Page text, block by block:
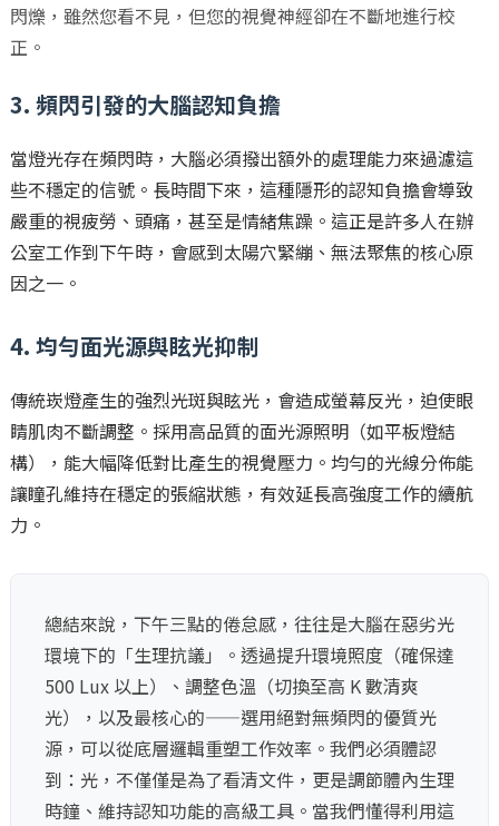
閃爍，雖然您看不見，但您的視覺神經卻在不斷地進行校
正。
3. 頻閃引發的大腦認知負擔
當燈光存在頻閃時，大腦必須撥出額外的處理能力來過濾這
些不穩定的信號。長時間下來，這種隱形的認知負擔會導致
嚴重的視疲勞、頭痛，甚至是情緒焦躁。這正是許多人在辦
公室工作到下午時，會感到太陽穴緊繃、無法聚焦的核心原
因之一。
4. 均勻面光源與眩光抑制
傳統崁燈產生的強烈光斑與眩光，會造成螢幕反光，迫使眼
睛肌肉不斷調整。採用高品質的面光源照明（如平板燈結
構），能大幅降低對比產生的視覺壓力。均勻的光線分佈能
讓瞳孔維持在穩定的張縮狀態，有效延長高強度工作的續航
力。
總結來說，下午三點的倦怠感，往往是大腦在惡劣光
環境下的「生理抗議」。透過提升環境照度（確保達
500 Lux 以上）、調整色溫（切換至高 K 數清爽
光），以及最核心的——選用絕對無頻閃的優質光
源，可以從底層邏輯重塑工作效率。我們必須體認
到：光，不僅僅是為了看清文件，更是調節體內生理
時鐘、維持認知功能的高級工具。當我們懂得利用這